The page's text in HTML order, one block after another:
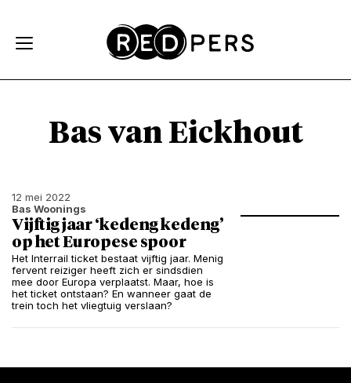
Bas van Eickhout
12 mei 2022
Bas Woonings
Vijftig jaar ‘kedeng kedeng’
op het Europese spoor
Het Interrail ticket bestaat vijftig jaar. Menig
fervent reiziger heeft zich er sindsdien
mee door Europa verplaatst. Maar, hoe is
het ticket ontstaan? En wanneer gaat de
trein toch het vliegtuig verslaan?